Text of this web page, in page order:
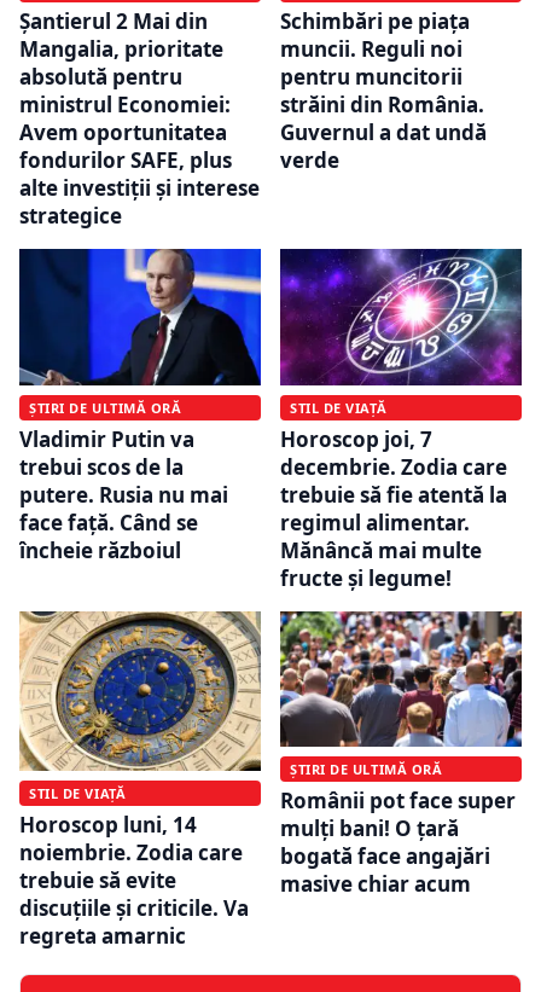
Șantierul 2 Mai din
Mangalia, prioritate
absolută pentru
ministrul Economiei:
Avem oportunitatea
fondurilor SAFE, plus
alte investiţii şi interese
strategice
Schimbări pe piața
muncii. Reguli noi
pentru muncitorii
străini din România.
Guvernul a dat undă
verde
ȘTIRI DE ULTIMĂ ORĂ
Vladimir Putin va
trebui scos de la
putere. Rusia nu mai
face față. Când se
încheie războiul
STIL DE VIAȚĂ
Horoscop joi, 7
decembrie. Zodia care
trebuie să fie atentă la
regimul alimentar.
Mănâncă mai multe
fructe și legume!
STIL DE VIAȚĂ
Horoscop luni, 14
noiembrie. Zodia care
trebuie să evite
discuţiile şi criticile. Va
regreta amarnic
ȘTIRI DE ULTIMĂ ORĂ
Românii pot face super
mulți bani! O țară
bogată face angajări
masive chiar acum